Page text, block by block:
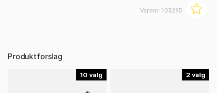
Varenr: 103295
Produktforslag
10 2